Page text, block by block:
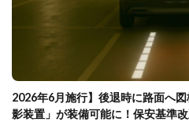
2026年6月施行】後退時に路面へ
影装置」が装備可能に！保安基準